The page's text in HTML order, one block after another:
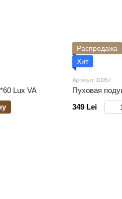
Lux VA
Распродажа
Хит
Артикул: 10057
Пуховая
349 Lei